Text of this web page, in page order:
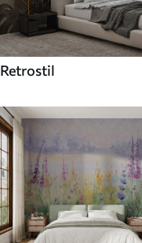
Retrostil